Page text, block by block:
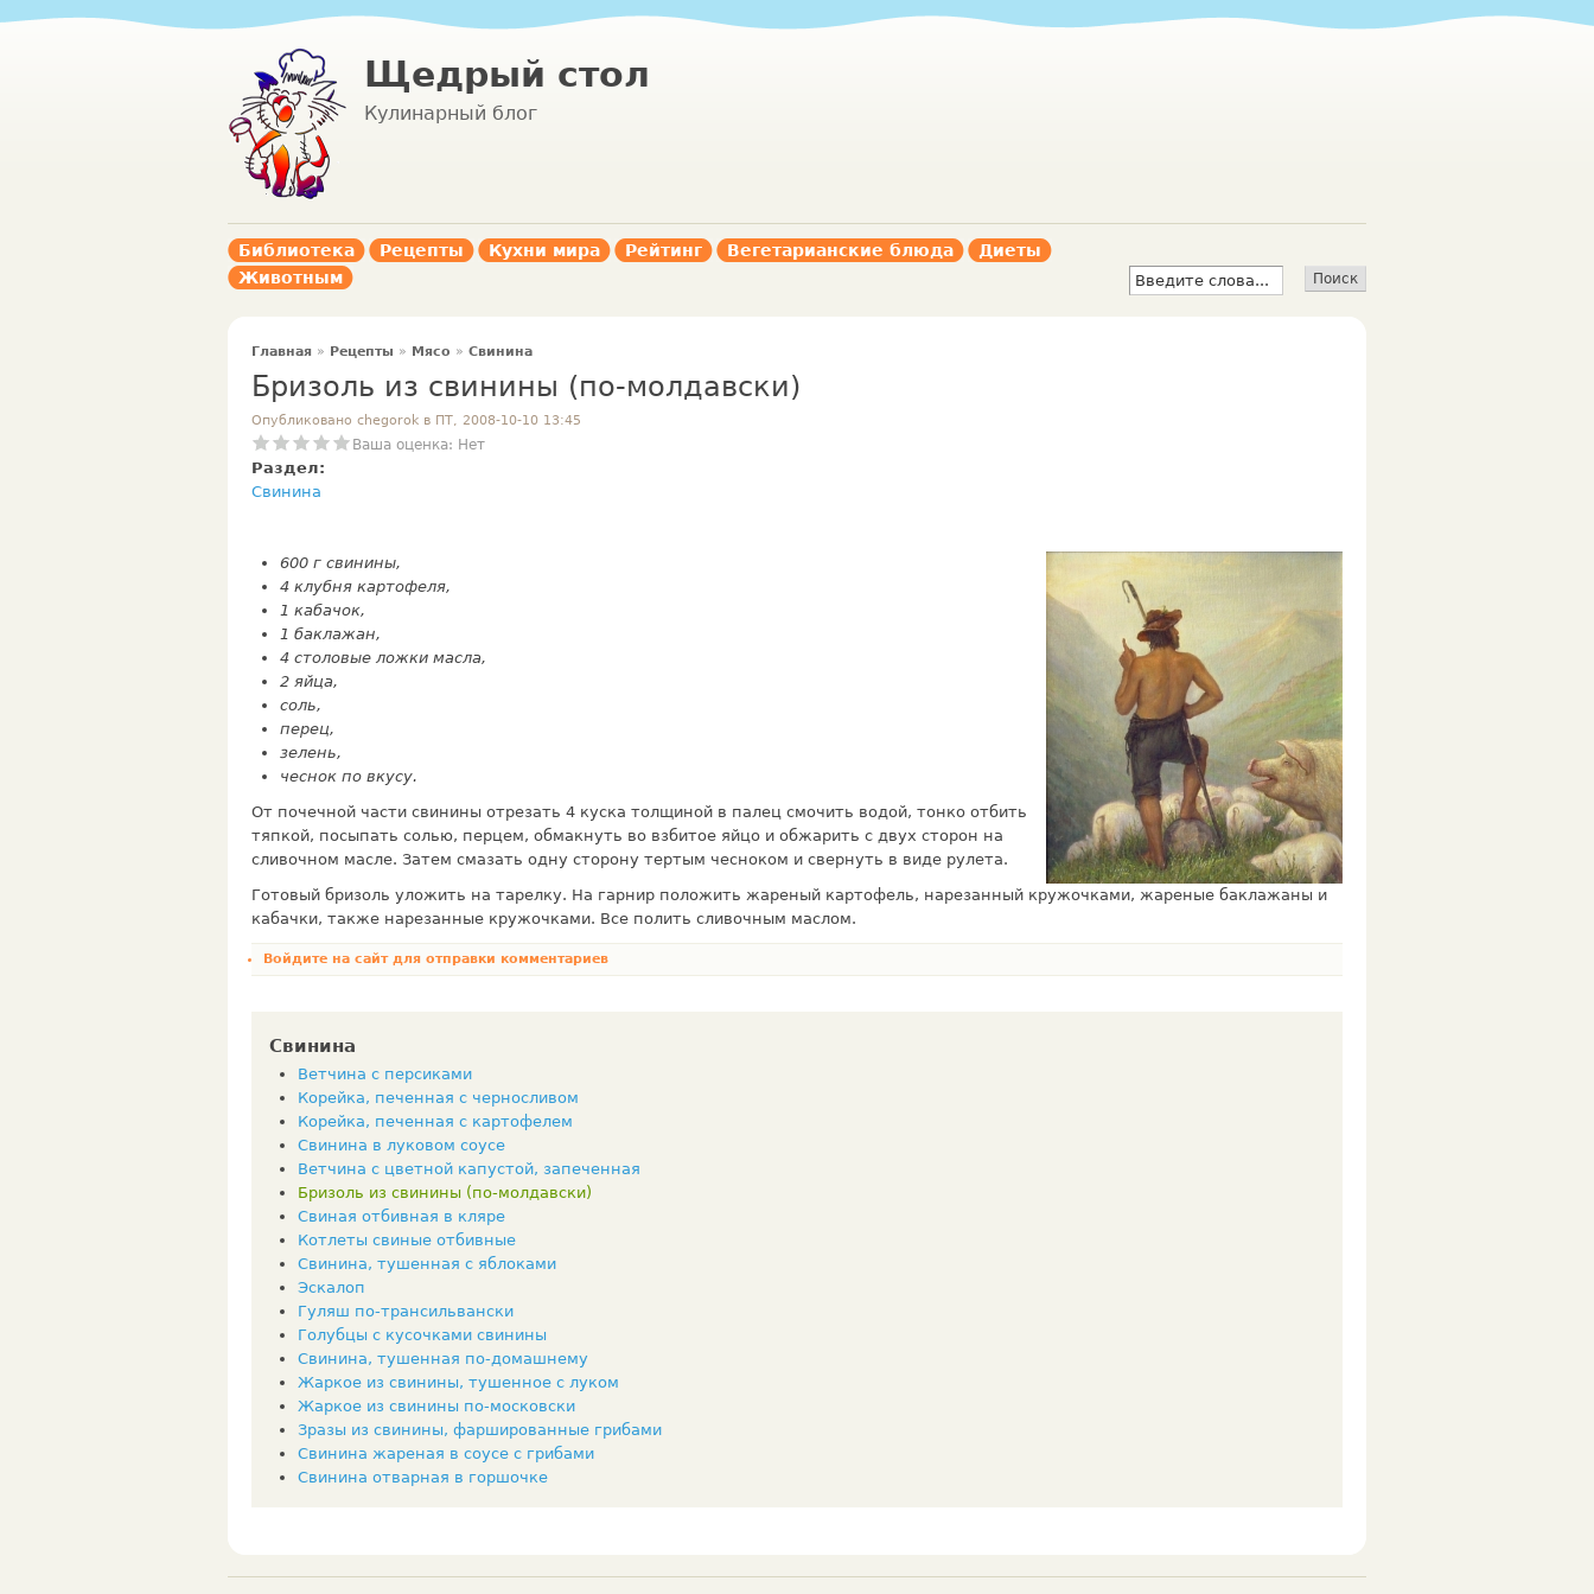
Щедрый стол
Кулинарный блог
Библиотека Рецепты Кухни мира Рейтинг Вегетарианские блюда
Диеты
Животным
Главная » Рецепты » Мясо » Свинина
Бризоль из свинины (по-молдавски)
Опубликовано chegorok в ПТ, 2008-10-10 13:45
Ваша оценка: Нет
Раздел:
Свинина
600 г свинины,
4 клубня картофеля,
1 кабачок,
1 баклажан,
4 столовые ложки масла,
2 яйца,
соль,
перец,
зелень,
чеснок по вкусу.
От почечной части свинины отрезать 4 кус­ка толщиной в палец смочить водой, тонко отбить
тяпкой, посыпать солью, перцем, об­макнуть во взбитое яйцо и обжарить с двух сторон на
сливочном масле. Затем смазать одну сторону тертым чесноком и свернуть в виде рулета.
Готовый бризоль уложить на тарелку. На гарнир положить жареный картофель, нарезанный кружочками, жареные баклажаны и
кабачки, также нарезанные кружочками. Все полить сливочным маслом.
Войдите на сайтдля отправки комментариев
Свинина
Ветчина с персиками
Корейка, печенная с черносливом
Корейка, печенная с картофелем
Свинина в луковом соусе
Ветчина с цветной капустой, запеченная
Бризоль из свинины (по-молдавски)
Свиная отбивная в кляре
Котлеты свиные отбивные
Свинина, тушенная с яблоками
Эскалоп
Гуляш по-трансильвански
Голубцы с кусочками свинины
Свинина, тушенная по-домашнему
Жаркое из свинины, тушенное с луком
Жаркое из свинины по-московски
Зразы из свинины, фаршированные грибами
Свинина жареная в соусе с грибами
Свинина отварная в горшочке